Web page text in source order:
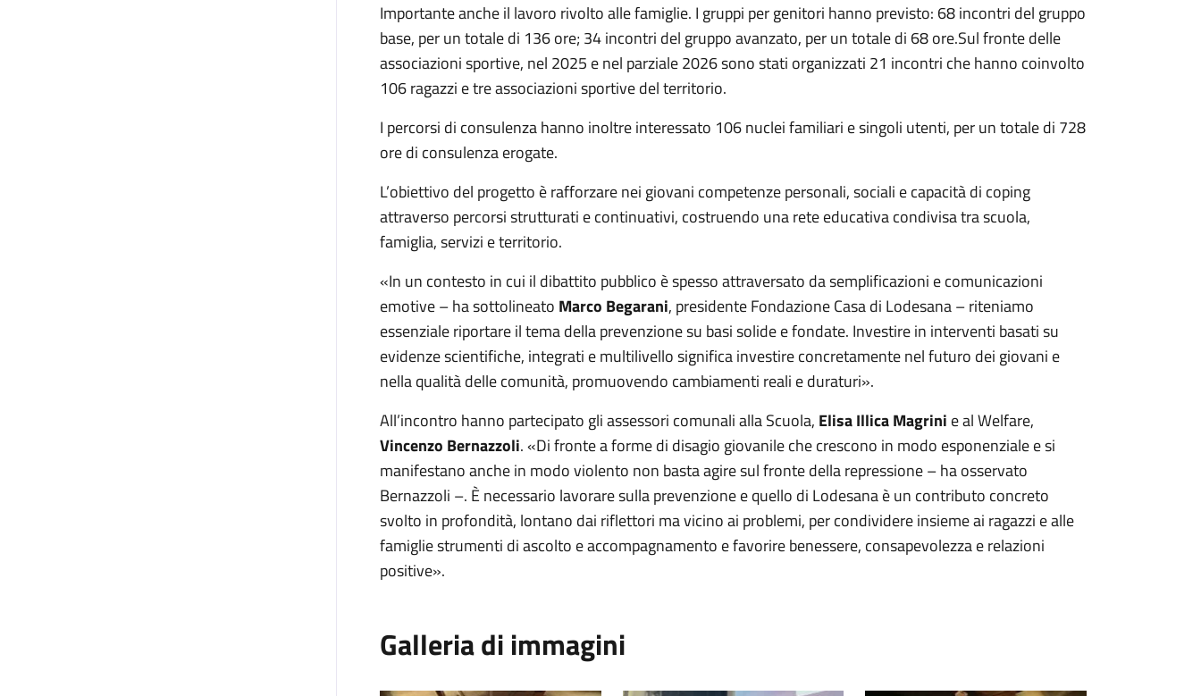
Importante anche il lavoro rivolto alle famiglie. I gruppi per genitori hanno previsto: 68 incontri del gruppo
base, per un totale di 136 ore; 34 incontri del gruppo avanzato, per un totale di 68 ore.Sul fronte delle
associazioni sportive, nel 2025 e nel parziale 2026 sono stati organizzati 21 incontri che hanno coinvolto
106 ragazzi e tre associazioni sportive del territorio.
I percorsi di consulenza hanno inoltre interessato 106 nuclei familiari e singoli utenti, per un totale di 728
ore di consulenza erogate.
L’obiettivo del progetto è rafforzare nei giovani competenze personali, sociali e capacità di coping
attraverso percorsi strutturati e continuativi, costruendo una rete educativa condivisa tra scuola,
famiglia, servizi e territorio.
«In un contesto in cui il dibattito pubblico è spesso attraversato da semplificazioni e comunicazioni
emotive – ha sottolineato Marco Begarani, presidente Fondazione Casa di Lodesana – riteniamo
essenziale riportare il tema della prevenzione su basi solide e fondate. Investire in interventi basati su
evidenze scientifiche, integrati e multilivello significa investire concretamente nel futuro dei giovani e
nella qualità delle comunità, promuovendo cambiamenti reali e duraturi».
All’incontro hanno partecipato gli assessori comunali alla Scuola, Elisa Illica Magrini e al Welfare,
Vincenzo Bernazzoli. «Di fronte a forme di disagio giovanile che crescono in modo esponenziale e si
manifestano anche in modo violento non basta agire sul fronte della repressione – ha osservato
Bernazzoli –. È necessario lavorare sulla prevenzione e quello di Lodesana è un contributo concreto
svolto in profondità, lontano dai riflettori ma vicino ai problemi, per condividere insieme ai ragazzi e alle
famiglie strumenti di ascolto e accompagnamento e favorire benessere, consapevolezza e relazioni
positive».
Galleria di immagini